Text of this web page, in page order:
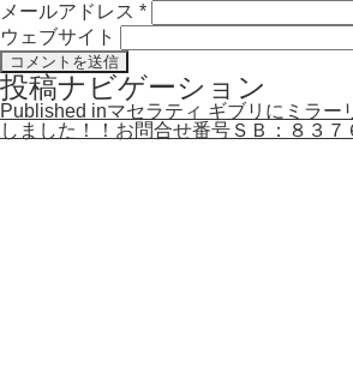
メールアドレス *
ウェブサイト
投稿ナビゲーション
Published inマセラティ ギブリにミラー
しました！！お問合せ番号ＳＢ：８３７